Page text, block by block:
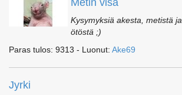
Metin visa
Kysymyksiä akesta, metistä ja
ötöstä ;)
Paras tulos: 9313 - Luonut: Ake69
Jyrki